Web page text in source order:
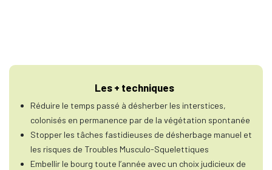
Les + techniques
Réduire le temps passé à désherber les interstices,
colonisés en permanence par de la végétation spontanée
Stopper les tâches fastidieuses de désherbage manuel et
les risques de Troubles Musculo-Squelettiques
Embellir le bourg toute l’année avec un choix judicieux de